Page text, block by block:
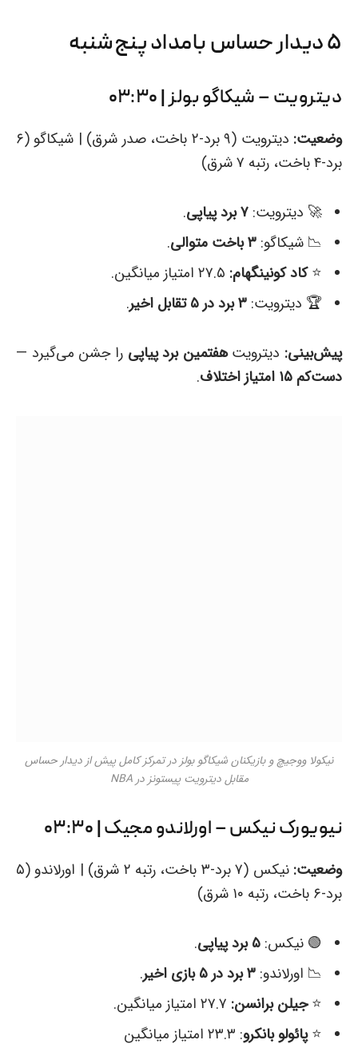
۵ دیدار حساس بامداد پنج‌شنبه
دیترویت – شیکاگو بولز | ۰۳:۳۰
وضعیت:
دیترویت (۹ برد-۲ باخت، صدر شرق) | شیکاگو (۶
برد-۴ باخت، رتبه ۷ شرق)
🚀 دیترویت: ۷ برد پیاپی
.
📉 شیکاگو: ۳ باخت متوالی
.
⭐️کاد کونینگهام:
🏆 دیترویت: ۳ برد در ۵ تقابل اخیر .
پیش‌بینی: دیترویتهفتمین برد پیاپی را جشن می‌گیرد —
دست‌کم ۱۵ امتیاز اختلاف
.
نیکولا ووجیچ و بازیکنان شیکاگو بولز در تمرکز کامل پیش از دیدار حساس
مقابل دیترویت پیستونز در NBA
نیویورک نیکس – اورلاندو مجیک | ۰۳:۳۰
وضعیت:
نیکس (۷ برد-۳ باخت، رتبه ۲ شرق) | اورلاندو (۵
برد-۶ باخت، رتبه ۱۰ شرق)
🟢 نیکس: ۵ برد پیاپی
.
📉 اورلاندو: ۳ برد در ۵ بازی اخیر
.
⭐️جیلن برانسن:
⭐️پائولو بانکرو: ۲۳.۳ امتیاز میانگین